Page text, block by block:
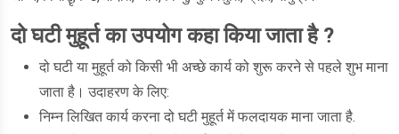
दो घटी मुहूर्त का उपयोग कहा किया जाता है ?
दो घटी या मुहूर्त को किसी भी अच्छे कार्य को शुरू करने से पहले शुभ माना
जाता है। उदाहरण के लिए:
निम्न लिखित कार्य करना दो घटी मुहूर्त में फलदायक माना जाता है.